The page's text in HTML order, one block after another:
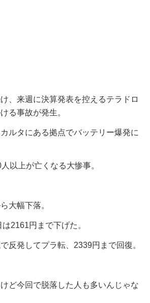
、来週に決算発表を控えるテラドロ
る事故が発生。
ルタにある拠点でバッテリー爆発に
以上が亡くなる大惨事。
大幅下落。
2161円まで下げた。
反発してプラ転、2339円まで回復。
ど今回で脱落した人も多いんじゃな